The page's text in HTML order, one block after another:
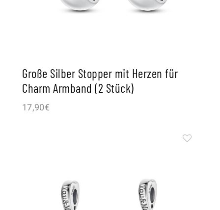
Große Silber Stopper mit Herzen für
Charm Armband (2 Stück)
17,90€